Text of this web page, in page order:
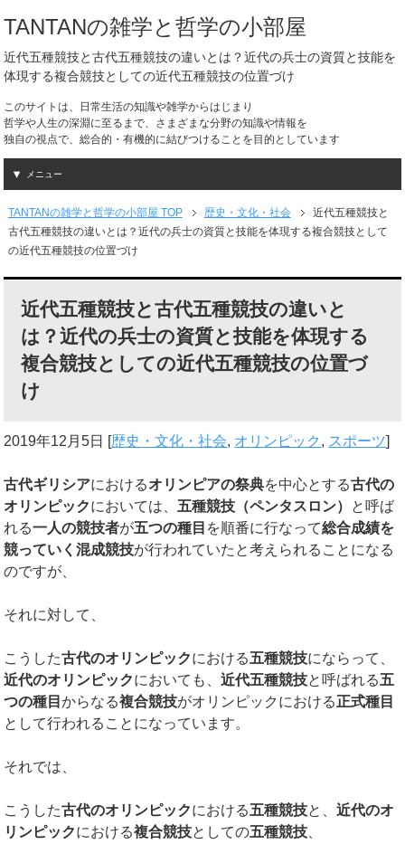
TANTANの雑学と哲学の小部屋
近代五種競技と古代五種競技の違いとは？近代の兵士の資質と技能を
体現する複合競技としての近代五種競技の位置づけ
このサイトは、日常生活の知識や雑学からはじまり
哲学や人生の深淵に至るまで、さまざまな分野の知識や情報を
独自の視点で、総合的・有機的に結びつけることを目的としています
メニュー
TANTANの雑学と哲学の小部屋 TOP 歴史・文化・社会
近代五種競技と
古代五種競技の違いとは？近代の兵士の資質と技能を体現する複合競技として
の近代五種競技の位置づけ
近代五種競技と古代五種競技の違いと
は？近代の兵士の資質と技能を体現する
複合競技としての近代五種競技の位置づ
け
2019年12月5日 [歴史・文化・社会, オリンピック , スポーツ]
古代ギリシアにおけるオリンピアの祭典を中心とする古代の
オリンピックにおいては、 五種競技（ペンタスロン） と呼ば
れる一人の競技者が五つの種目 を順番に行なって総合成績を
競っていく混成競技が行われていたと考えられることになる
のですが、
それに対して、
こうした古代のオリンピックにおける五種競技にならって、
近代のオリンピックにおいても、近代五種競技と呼ばれる五
つの種目からなる複合競技がオリンピックにおける正式種目
として行われることになっています。
それでは、
こうした古代のオリンピックにおける五種競技と、近代のオ
リンピックにおける複合競技としての五種競技